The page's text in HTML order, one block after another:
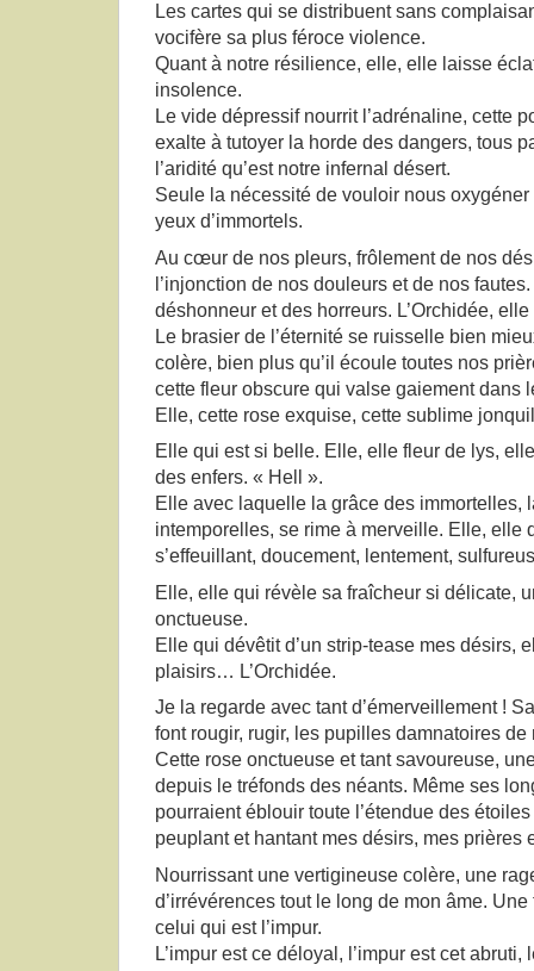
Les cartes qui se distribuent sans
vocifère sa plus féroce violence.
Quant à notre résilience, elle, elle laisse
insolence.
Le vide dépressif nourrit l’adrénaline, cette
exalte à tutoyer la horde des dangers, tous
l’aridité qu’est notre infernal désert.
Seule la nécessité de vouloir nous
yeux d’immortels.
Au cœur de nos pleurs, frôlement de nos
l’injonction de nos douleurs et de nos
déshonneur et des horreurs. L’Orchidée,
Le brasier de l’éternité se ruisselle bien
colère, bien plus qu’il écoule toutes nos
cette fleur obscure qui valse gaiement dans
Elle, cette rose exquise, cette sublime
Elle qui est si belle. Elle, elle fleur de lys,
des enfers. « Hell ».
Elle avec laquelle la grâce des immortelles,
intemporelles, se rime à merveille. Elle, elle
s’effeuillant, doucement, lentement,
Elle, elle qui révèle sa fraîcheur si délicate,
onctueuse.
Elle qui dévêtit d’un strip-tease mes désirs,
plaisirs… L’Orchidée.
Je la regarde avec tant d’émerveillement !
font rougir, rugir, les pupilles damnatoires de
Cette rose onctueuse et tant savoureuse,
depuis le tréfonds des néants. Même ses
pourraient éblouir toute l’étendue des
peuplant et hantant mes désirs, mes prières
Nourrissant une vertigineuse colère, une
d’irrévérences tout le long de mon âme.
celui qui est l’impur.
L’impur est ce déloyal, l’impur est cet